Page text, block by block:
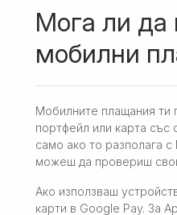
Мога ли да
мобилни
Мобилните плащания ти
портфейл или карта
само ако то разполага с
можеш да провериш
Ако използваш
карти в Google Pay. За